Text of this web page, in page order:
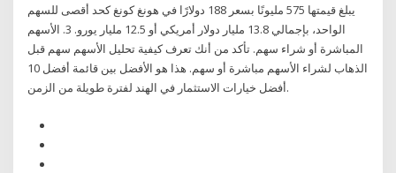
يبلغ قيمتها 575 مليونًا بسعر 188 دولارًا في هونغ كونغ كحد أقصى للسهم
الواحد، بإجمالي 13.8 مليار دولار أمريكي أو 12.5 مليار يورو. 3. الأسهم
المباشرة أو شراء سهم. تأكد من أنك تعرف كيفية تحليل الأسهم سهم قبل
الذهاب لشراء الأسهم مباشرة أو سهم. هذا هو الأفضل بين قائمة أفضل 10
أفضل خيارات الاستثمار في الهند لفترة طويلة من الزمن.